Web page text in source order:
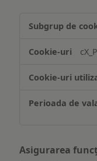
și/sau
informațiilor
pe
dispozitiv
cX_P
Asigurarea